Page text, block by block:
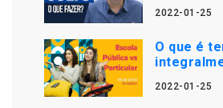
2022-01-25
O que é
2022-01-25